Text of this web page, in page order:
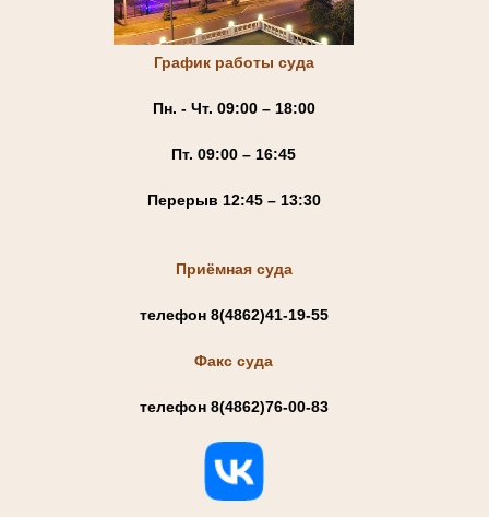
График работы суда
Пн. - Чт. 09:00 – 18:00
Пт. 09:00 – 16:45
Перерыв 12:45 – 13:30
Приёмная суда
телефон 8(4862)41-19-55
Факс суда
телефон 8(4862)76-00-83